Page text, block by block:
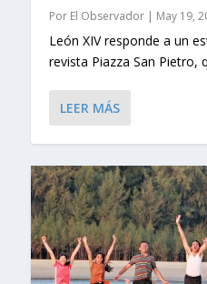
Por El Observador | May 19,
León XIV responde a un
revista Piazza San Pietro,
LEER MÁS